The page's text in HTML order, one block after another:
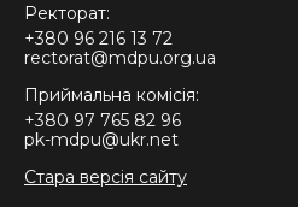
Ректорат:
+380 96 216 13 72
rectorat@mdpu.org.ua
Приймальна комісія:
+380 97 765 82 96
pk-mdpu@ukr.net
Стара версія сайту